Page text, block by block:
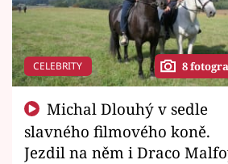
CELEBRITY 8
slavného filmového koně.
Jezdil na něm i Draco